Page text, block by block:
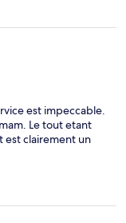
est impeccable.
Le tout etant
est clairement un